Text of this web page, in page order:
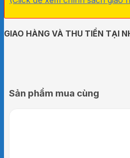
GIAO HÀNG VÀ THU TIỀN TẠI
Sản phẩm mua cùng